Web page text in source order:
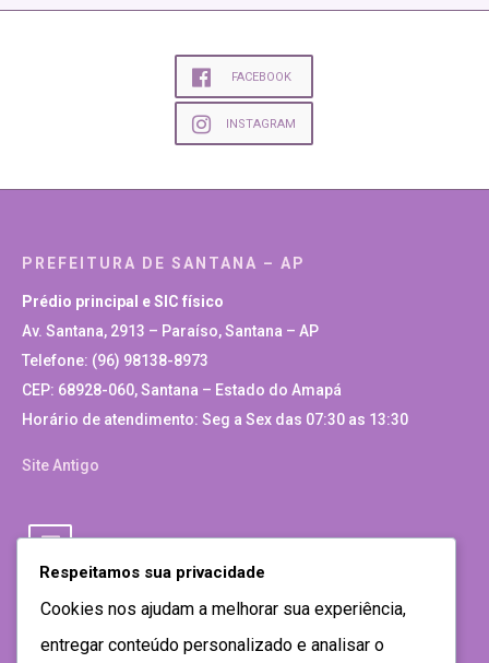
FACEBOOK
INSTAGRAM
PREFEITURA DE SANTANA – AP
Prédio principal e SIC físico
Av. Santana, 2913 – Paraíso, Santana – AP
Telefone: (96) 98138-8973
CEP: 68928-060, Santana – Estado do Amapá
Horário de atendimento: Seg a Sex das 07:30 as 13:30
Site Antigo
Respeitamos sua privacidade
Cookies nos ajudam a melhorar sua experiência,
entregar conteúdo personalizado e analisar o